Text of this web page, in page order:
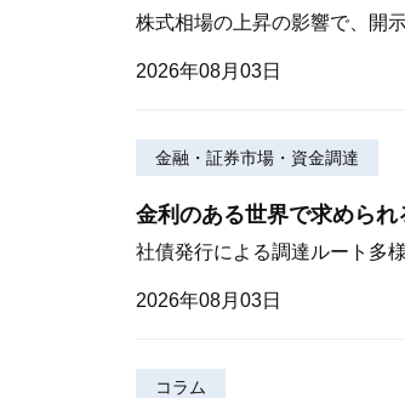
株式相場の上昇の影響で、開
2026年08月03日
金融・証券市場・資金調達
金利のある世界で求められ
社債発行による調達ルート多
2026年08月03日
コラム